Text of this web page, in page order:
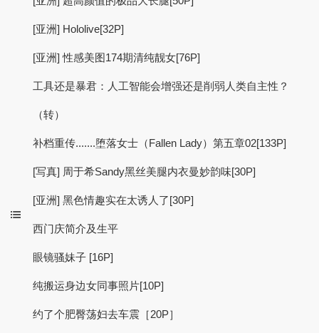
[亚洲] Hololive[32P]
[亚洲] 性感美图174期清纯靓女[76P]
工具还是暴君：人工智能会增强还是削弱人类自主性？
（转）
补档重传.......堕落女士（Fallen Lady）第五章02[133P]
[写真] 周于希Sandy黑丝美腿内衣曼妙韵味[30P]
[亚洲] 黑色情趣实在太诱人了[30P]
西门庆简介及生平
眼镜骚妹子 [16P]
纯搬运身边女同事照片[10P]
约了个肥臀荡妇去车震［20P］